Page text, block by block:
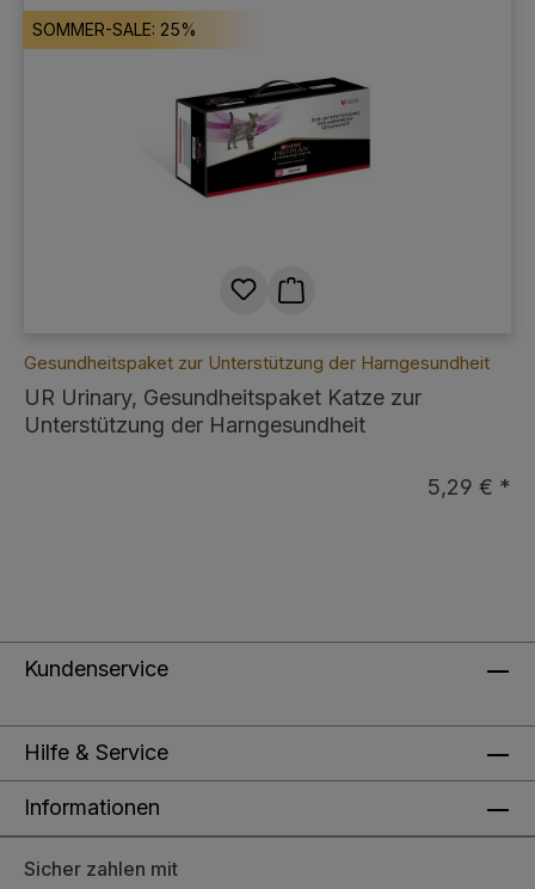
SOMMER-SALE: 25%
Gesundheitspaket zur Unterstützung der Harngesundheit
UR Urinary, Gesundheitspaket Katze zur
Unterstützung der Harngesundheit
5,29 € *
Kundenservice
Hilfe & Service
Informationen
Sicher zahlen mit